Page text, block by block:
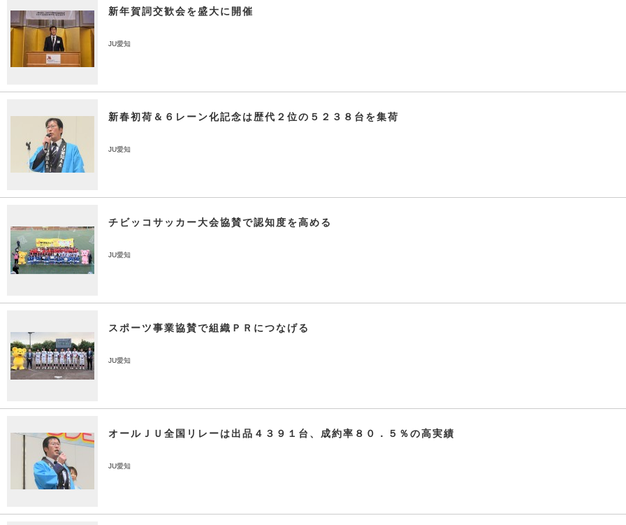
新年賀詞交歓会を盛大に開催
JU愛知
新春初荷＆６レーン化記念は歴代２位の５２３８台を集荷
JU愛知
チビッコサッカー大会協賛で認知度を高める
JU愛知
スポーツ事業協賛で組織ＰＲにつなげる
JU愛知
オールＪＵ全国リレーは出品４３９１台、成約率８０．５％の高実績
JU愛知